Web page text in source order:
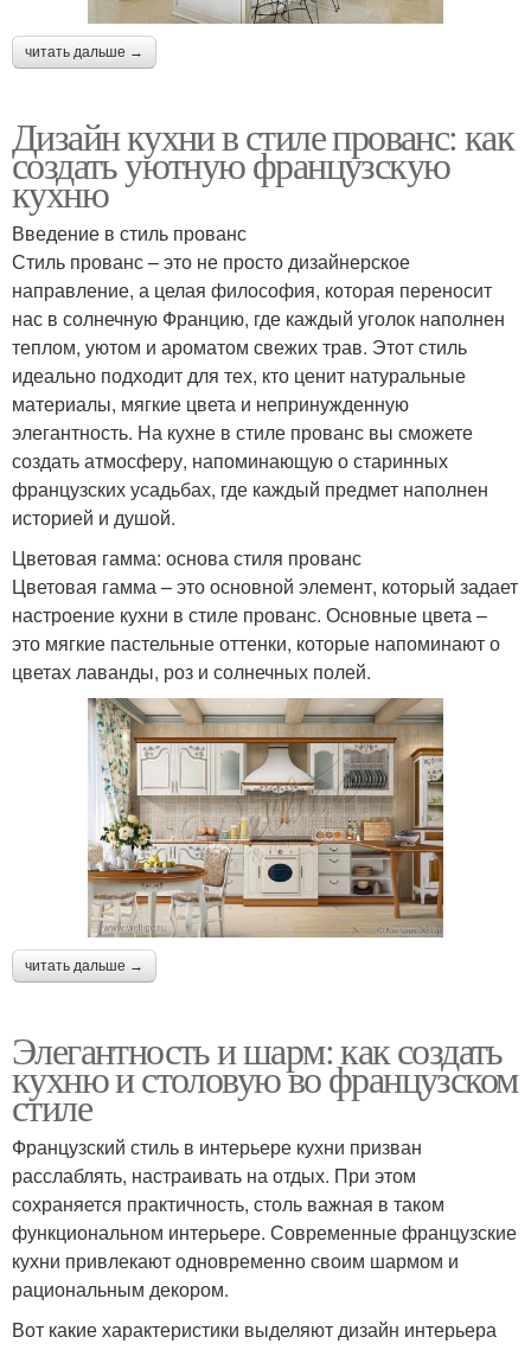
читать дальше →
Дизайн кухни в стиле прованс: как
создать уютную французскую
кухню
Введение в стиль прованс
Стиль прованс – это не просто дизайнерское
направление, а целая философия, которая переносит
нас в солнечную Францию, где каждый уголок наполнен
теплом, уютом и ароматом свежих трав. Этот стиль
идеально подходит для тех, кто ценит натуральные
материалы, мягкие цвета и непринужденную
элегантность. На кухне в стиле прованс вы сможете
создать атмосферу, напоминающую о старинных
французских усадьбах, где каждый предмет наполнен
историей и душой.
Цветовая гамма: основа стиля прованс
Цветовая гамма – это основной элемент, который задает
настроение кухни в стиле прованс. Основные цвета –
это мягкие пастельные оттенки, которые напоминают о
цветах лаванды, роз и солнечных полей.
читать дальше →
Элегантность и шарм: как создать
кухню и столовую во французском
стиле
Французский стиль в интерьере кухни призван
расслаблять, настраивать на отдых. При этом
сохраняется практичность, столь важная в таком
функциональном интерьере. Современные французские
кухни привлекают одновременно своим шармом и
рациональным декором.
Вот какие характеристики выделяют дизайн интерьера